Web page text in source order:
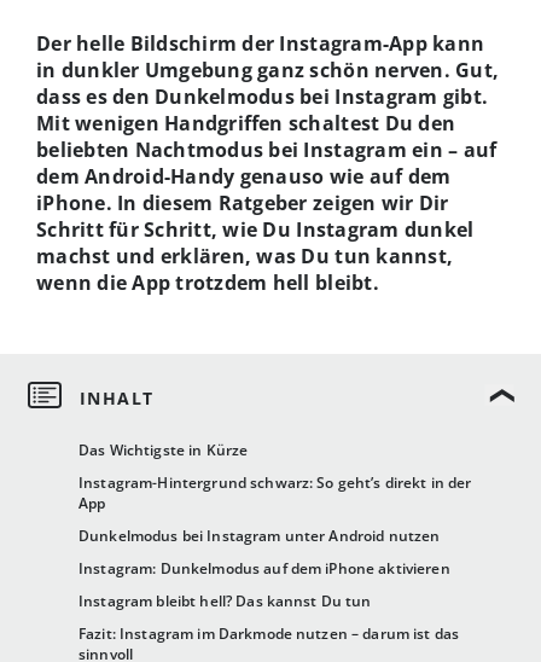
Das Wichtigste in Kürze
Instagram-Hintergrund schwarz: So geht’s direkt in der
App
Dunkelmodus bei Instagram unter Android nutzen
Instagram: Dunkelmodus auf dem iPhone aktivieren
Instagram bleibt hell? Das kannst Du tun
Fazit: Instagram im Darkmode nutzen – darum ist das
sinnvoll
Der helle Bildschirm der Instagram-App kann
in dunkler Umgebung ganz schön nerven. Gut,
dass es den Dunkelmodus bei Instagram gibt.
Mit wenigen Handgriffen schaltest Du den
beliebten Nachtmodus bei Instagram ein – auf
dem Android-Handy genauso wie auf dem
iPhone. In diesem Ratgeber zeigen wir Dir
Schritt für Schritt, wie Du Instagram dunkel
machst und erklären, was Du tun kannst,
wenn die App trotzdem hell bleibt.